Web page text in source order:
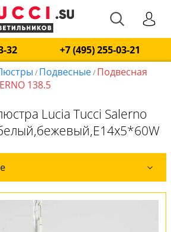
32
+7 (495) 255-03-21
/ Подвесные/ Подвесная
138.5
Lucia Tucci Salerno